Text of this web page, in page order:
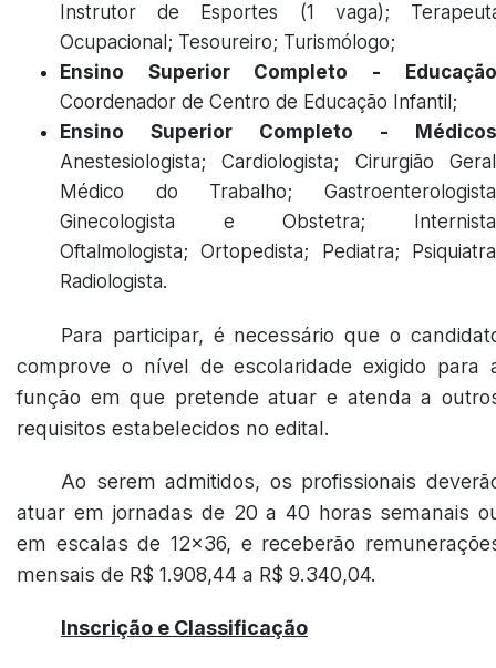
Instrutor de Esportes (1 vaga);
Ocupacional; Tesoureiro; Turismólogo;
Ensino Superior Completo - Educação
Coordenador de Centro de Educação Infantil;
Ensino Superior Completo - Médicos
Anestesiologista; Cardiologista; Cirurgião
Médico do Trabalho;
Ginecologista e Obstetra;
Oftalmologista; Ortopedista; Pediatra;
Radiologista.
Para participar, é necessário que o
comprove o nível de escolaridade exigido para
função em que pretende atuar e atenda a
requisitos estabelecidos no edital.
Ao serem admitidos, os profissionais
atuar em jornadas de 20 a 40 horas semanais
em escalas de 12x36, e receberão
mensais de R$ 1.908,44 a R$ 9.340,04.
Inscrição e Classificação